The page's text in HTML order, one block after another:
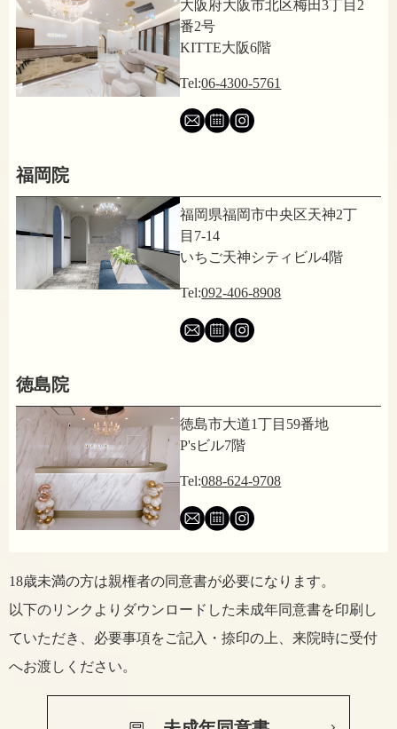
大阪府大阪市北区梅田3丁目2
番2号
KITTE大阪6階
Tel:06-4300-5761
福岡院
福岡県福岡市中央区天神2丁
目7-14
いちご天神シティビル4階
Tel:092-406-8908
徳島院
徳島市大道1丁目59番地
P'sビル7階
Tel:088-624-9708
18歳未満の方は親権者の同意書が必要になります。
以下のリンクよりダウンロードした未成年同意書を印刷し
ていただき、 必要事項をご記入・捺印の上、来院時に受付
へお渡しください。